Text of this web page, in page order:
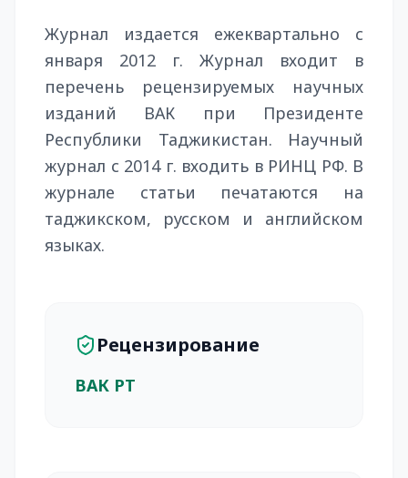
Журнал издается ежеквартально с
января 2012 г. Журнал входит в
перечень рецензируемых научных
изданий ВАК при Президенте
Республики Таджикистан. Научный
журнал с 2014 г. входить в РИНЦ РФ. В
журнале статьи печатаются на
таджикском, русском и английском
языках.
Рецензирование
ВАК РТ